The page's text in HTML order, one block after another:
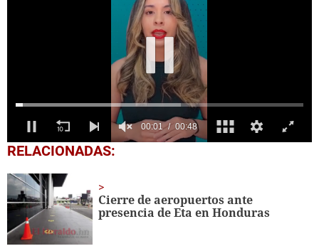
0
seconds
48
seconds
RELACIONADAS:
Cierre de aeropuertos ante
presencia de Eta en Honduras